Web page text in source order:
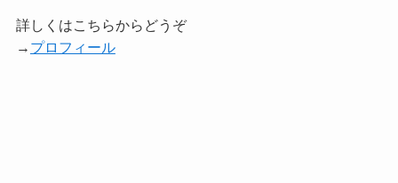
詳しくはこちらからどうぞ
→ プロフィール